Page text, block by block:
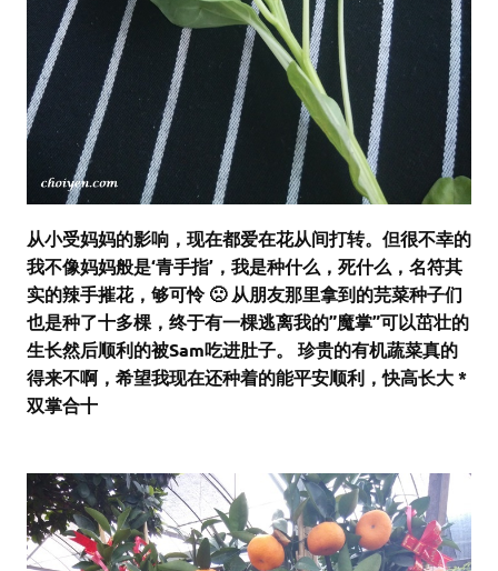
从小受妈妈的影响，现在都爱在花从间打转。但很不幸的
我不像妈妈般是‘青手指’，我是种什么，死什么，名符其
实的辣手摧花，够可怜 🙁 从朋友那里拿到的芫菜种子们
也是种了十多棵，终于有一棵逃离我的”魔掌”可以茁壮的
生长然后顺利的被Sam吃进肚子。 珍贵的有机蔬菜真的
得来不啊，希望我现在还种着的能平安顺利，快高长大 *
双掌合十